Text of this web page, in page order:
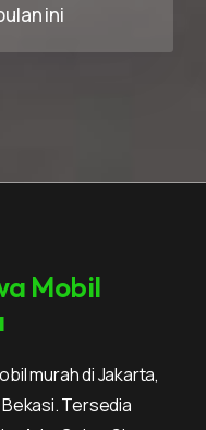
ini
Mobil
murah di Jakarta,
Tersedia